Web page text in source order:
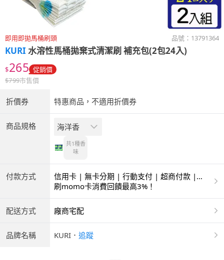
即用即拋馬桶刷頭 品號： 13791364
KURI 水溶性馬桶拋棄式清潔刷 補充包(2包24入)
$265 促銷價
$799市售價
折價券 特惠商品，不適用折價券
商品規格 海洋香
共1種香
味
付款方式
信用卡 | 無卡分期 | 行動支付 | 超商付款 |
ATM | 銀聯卡
刷momo卡消費回饋最高3%！
配送方式 廠商宅配
品牌名稱 KURI ． 追蹤